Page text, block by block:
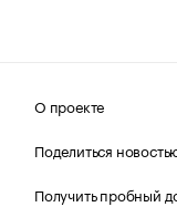
О проекте
Поделиться
Получить пробный